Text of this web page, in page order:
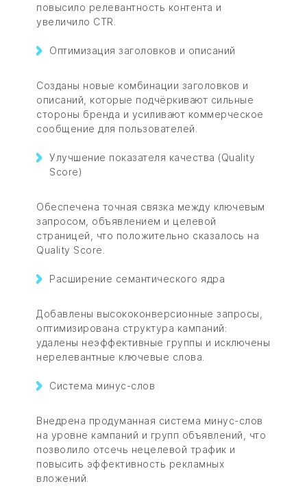
повысило релевантность контента и
увеличило CTR.
Оптимизация заголовков и описаний
Созданы новые комбинации заголовков и
описаний, которые подчёркивают сильные
стороны бренда и усиливают коммерческое
сообщение для пользователей.
Улучшение показателя качества (Quality
Score)
Обеспечена точная связка между ключевым
запросом, объявлением и целевой
страницей, что положительно сказалось на
Quality Score.
Расширение семантического ядра
Добавлены высококонверсионные запросы,
оптимизирована структура кампаний:
удалены неэффективные группы и исключены
нерелевантные ключевые слова.
Система минус-слов
Внедрена продуманная система минус-слов
на уровне кампаний и групп объявлений, что
позволило отсечь нецелевой трафик и
повысить эффективность рекламных
вложений.